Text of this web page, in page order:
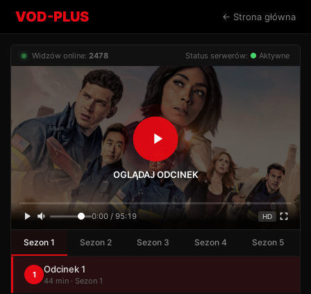
VOD-PLUS ← Strona główna
Widzów online: 2478 Status serwerów: ● Aktywne
OGLĄDAJ ODCINEK
0:00 / 95:19 HD
Sezon 1 Sezon 2 Sezon 3 Sezon 4 Sezon 5
1 Odcinek 1
44 min · Sezon 1